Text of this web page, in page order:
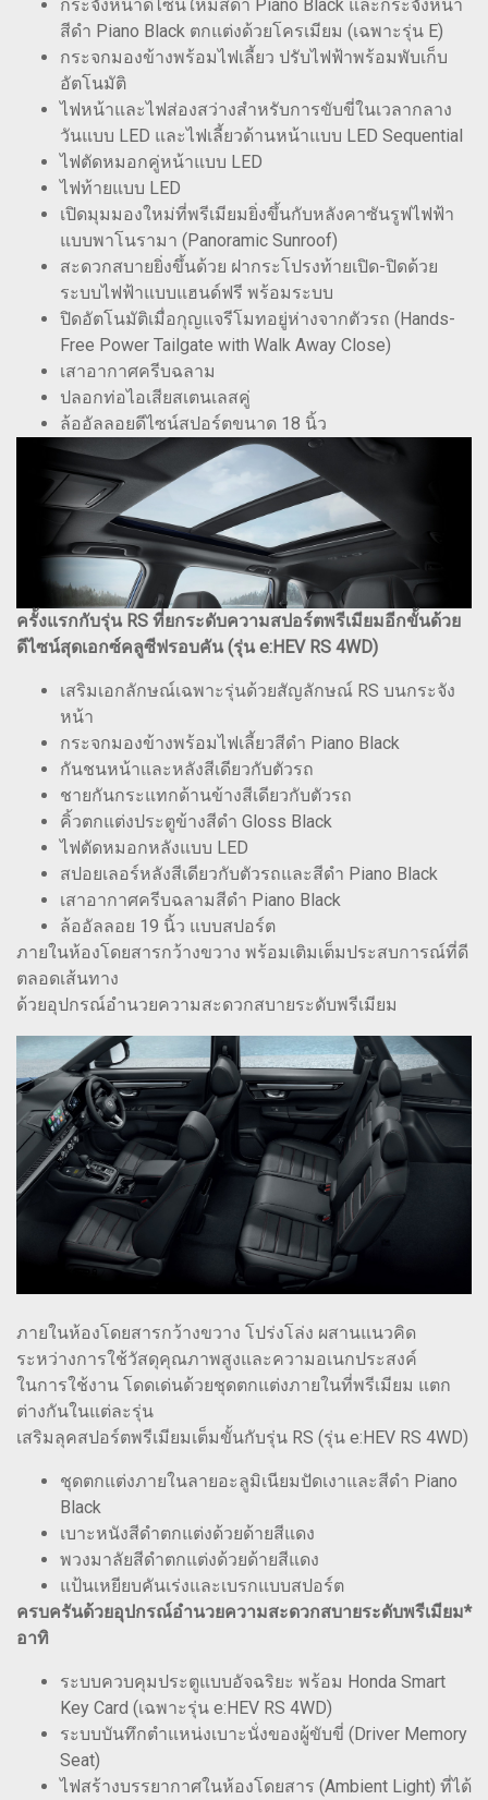
กระจังหน้าดีไซน์ใหม่สีดำ Piano Black และกระจังหน้า
สีดำ Piano Black ตกแต่งด้วยโครเมียม (เฉพาะรุ่น E)
กระจกมองข้างพร้อมไฟเลี้ยว ปรับไฟฟ้าพร้อมพับเก็บ
อัตโนมัติ
ไฟหน้าและไฟส่องสว่างสำหรับการขับขี่ในเวลากลาง
วันแบบ LED และไฟเลี้ยวด้านหน้าแบบ LED Sequential
ไฟตัดหมอกคู่หน้าแบบ LED
ไฟท้ายแบบ LED
เปิดมุมมองใหม่ที่พรีเมียมยิ่งขึ้นกับหลังคาซันรูฟไฟฟ้า
แบบพาโนรามา (Panoramic Sunroof)
สะดวกสบายยิ่งขึ้นด้วย ฝากระโปรงท้ายเปิด-ปิดด้วย
ระบบไฟฟ้าแบบแฮนด์ฟรี พร้อมระบบ
ปิดอัตโนมัติเมื่อกุญแจรีโมทอยู่ห่างจากตัวรถ (Hands-
Free Power Tailgate with Walk Away Close)
เสาอากาศครีบฉลาม
ปลอกท่อไอเสียสเตนเลสคู่
ล้ออัลลอยดีไซน์สปอร์ตขนาด 18 นิ้ว
ครั้งแรกกับรุ่น RS ที่ยกระดับความสปอร์ตพรีเมียมอีกขั้นด้วย
ดีไซน์สุดเอกซ์คลูซีฟรอบคัน (รุ่น e:HEV RS 4WD)
เสริมเอกลักษณ์เฉพาะรุ่นด้วยสัญลักษณ์ RS บนกระจัง
หน้า
กระจกมองข้างพร้อมไฟเลี้ยวสีดำ Piano Black
กันชนหน้าและหลังสีเดียวกับตัวรถ
ชายกันกระแทกด้านข้างสีเดียวกับตัวรถ
คิ้วตกแต่งประตูข้างสีดำ Gloss Black
ไฟตัดหมอกหลังแบบ LED
สปอยเลอร์หลังสีเดียวกับตัวรถและสีดำ Piano Black
เสาอากาศครีบฉลามสีดำ Piano Black
ล้ออัลลอย 19 นิ้ว แบบสปอร์ต
ภายในห้องโดยสารกว้างขวาง พร้อมเติมเต็มประสบการณ์ที่ดี
ตลอดเส้นทาง
ด้วยอุปกรณ์อำนวยความสะดวกสบายระดับพรีเมียม
ภายในห้องโดยสารกว้างขวาง โปร่งโล่ง ผสานแนวคิด
ระหว่างการใช้วัสดุคุณภาพสูงและความอเนกประสงค์
ในการใช้งาน โดดเด่นด้วยชุดตกแต่งภายในที่พรีเมียม แตก
ต่างกันในแต่ละรุ่น
เสริมลุคสปอร์ตพรีเมียมเต็มขั้นกับรุ่น RS (รุ่น e:HEV RS 4WD)
ชุดตกแต่งภายในลายอะลูมิเนียมปัดเงาและสีดำ Piano
Black
เบาะหนังสีดำตกแต่งด้วยด้ายสีแดง
พวงมาลัยสีดำตกแต่งด้วยด้ายสีแดง
แป้นเหยียบคันเร่งและเบรกแบบสปอร์ต
ครบครันด้วยอุปกรณ์อำนวยความสะดวกสบายระดับพรีเมียม*
อาทิ
ระบบควบคุมประตูแบบอัจฉริยะ พร้อม Honda Smart
Key Card (เฉพาะรุ่น e:HEV RS 4WD)
ระบบบันทึกตำแหน่งเบาะนั่งของผู้ขับขี่ (Driver Memory
Seat)
ไฟสร้างบรรยากาศในห้องโดยสาร (Ambient Light) ที่ได้